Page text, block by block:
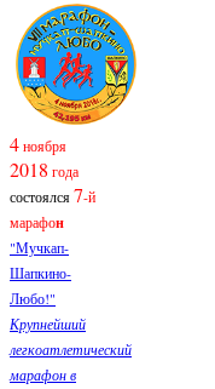
4ноября
2018 года
состоялся7-й
марафон
"Мучкап-
Шапкино-
Любо!"
Крупнейший
легкоатлетический
марафон в